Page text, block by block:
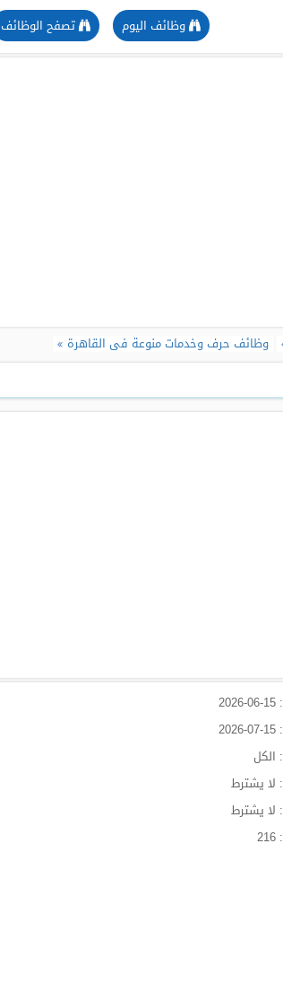
تصفح الوظائف وظائف اليوم
وظائف حرف وخدمات منوعة فى القاهرة
: 2026-06-15
: 2026-07-15
: الكل
: لا يشترط
: لا يشترط
: 216